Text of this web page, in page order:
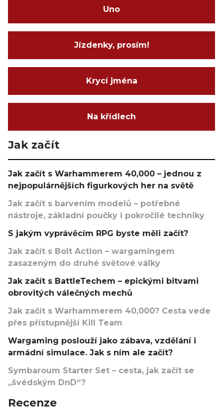
Uno
Jízdenky, prosím!
Krycí jména
Na křídlech
Jak začít
Jak začít s Warhammerem 40,000 – jednou z
nejpopulárnějších figurkových her na světě
Jak začít s barvením modelů – potřebné
nástroje, základní poučky i pokročilé techniky
S jakým vyprávěcím RPG byste měli začít?
Jak začít s Bolt Action – wargamingem
zasazeným do druhé světové války
Jak začít s BattleTechem – epickými bitvami
obrovitých válečných mechů
Jak začít s Warhammerem 40,000? Cesta vede
přes přístupnější Kill Team
Wargaming poslouží jako zábava, vzdělání i
armádní simulace. Jak s ním ale začít?
Symbaroum Starter Set – cesta, jak začít se
„švédským DnD“?
Recenze